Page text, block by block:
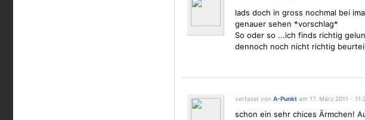
lads doch in gross nochmal bei
genauer sehen *vorschlag*
So oder so ...ich finds richtig
dennoch noch nicht richtig
verfasst von A-Punktam 17. März 2011 -
schon ein sehr chices Ärmchen!